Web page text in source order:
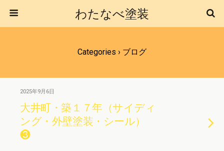
わたなべ塗装
Categories › ブログ
2025年9月6日
大井町・築１７年（サイディ
ング・外壁塗装・シール）
❸